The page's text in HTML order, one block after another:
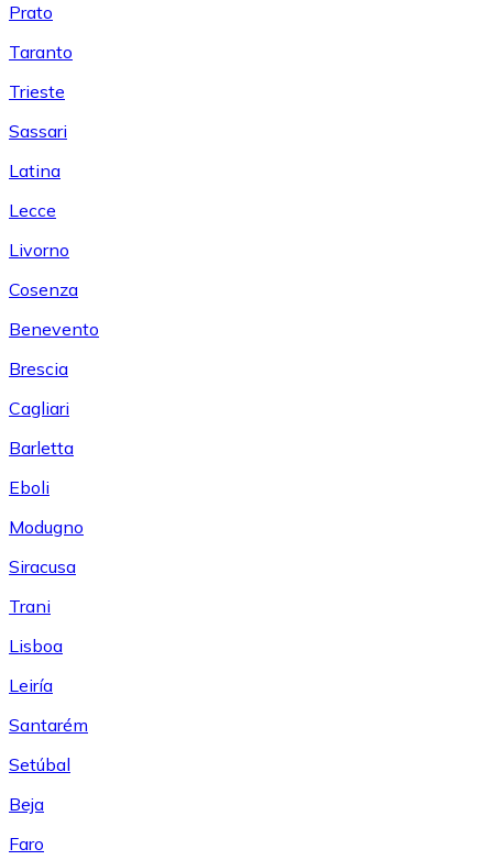
Prato
Taranto
Trieste
Sassari
Latina
Lecce
Livorno
Cosenza
Benevento
Brescia
Cagliari
Barletta
Eboli
Modugno
Siracusa
Trani
Lisboa
Leiría
Santarém
Setúbal
Beja
Faro